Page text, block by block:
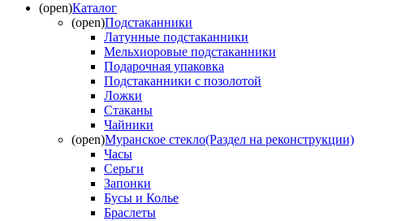
(open)Каталог
(open)Подстаканники
Латунные подстаканники
Мельхиоровые подстаканники
Подарочная упаковка
Подстаканники с позолотой
Ложки
Стаканы
Чайники
(open)Муранское стекло(Раздел на реконструкции)
Часы
Серьги
Запонки
Бусы и Колье
Браслеты